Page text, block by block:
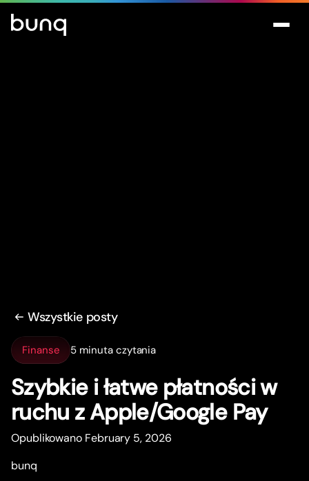
Wszystkie posty
Finanse 5 minuta czytania
Szybkie i łatwe płatności w
ruchu z Apple/Google Pay
Opublikowano February 5, 2026
bunq